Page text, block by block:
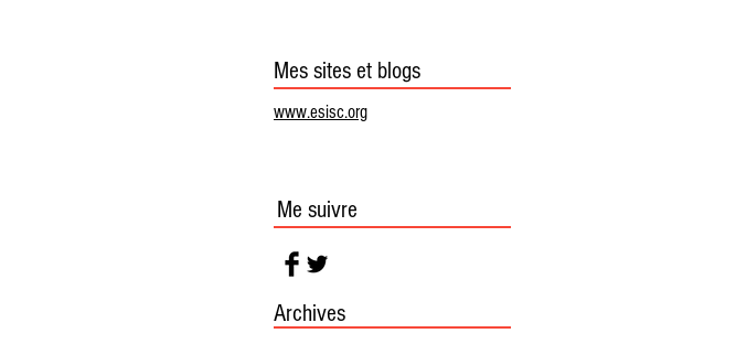
Mes sites et blogs
www.esisc.org
Me suivre
Archives